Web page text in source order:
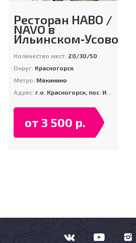
Ресторан НАВО /
NAVO в
Ильинском‑Усово
Количество мест: 20/30/50
Округ: Красногорск
Метро: Мякинино
Адрес: г.о. Красногорск, пос. Ильинское-Усово, ул. Экспериментальная, д. 10
от 3 500 р.